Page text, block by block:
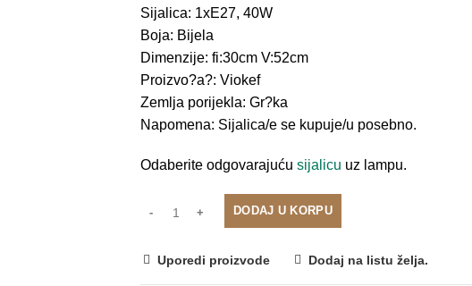
Sijalica: 1xE27, 40W
Boja: Bijela
Dimenzije: fi:30cm V:52cm
Proizvo?a?: Viokef
Zemlja porijekla: Gr?ka
Napomena: Sijalica/e se kupuje/u posebno.
Odaberite odgovarajuću sijalicu uz lampu.
DODAJ U KORPU
Uporedi proizvode Dodaj na listu želja.